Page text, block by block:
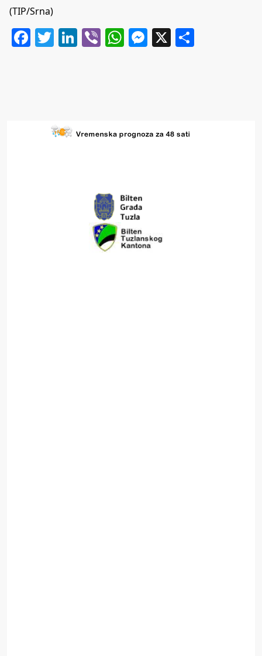
(TIP/Srna)
Facebook
Twitter
LinkedIn
ViberWhatsApp
Messenger
X